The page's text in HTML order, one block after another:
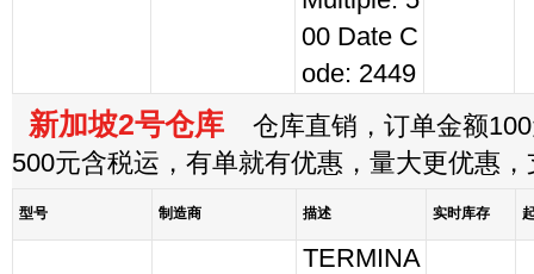
00 Date C
ode: 2449
新加坡2号仓库 仓库直销，订单金额
500元含税运，有单就有优惠，量大更优惠
型号 制造商 描述 实时库存
TERMINA